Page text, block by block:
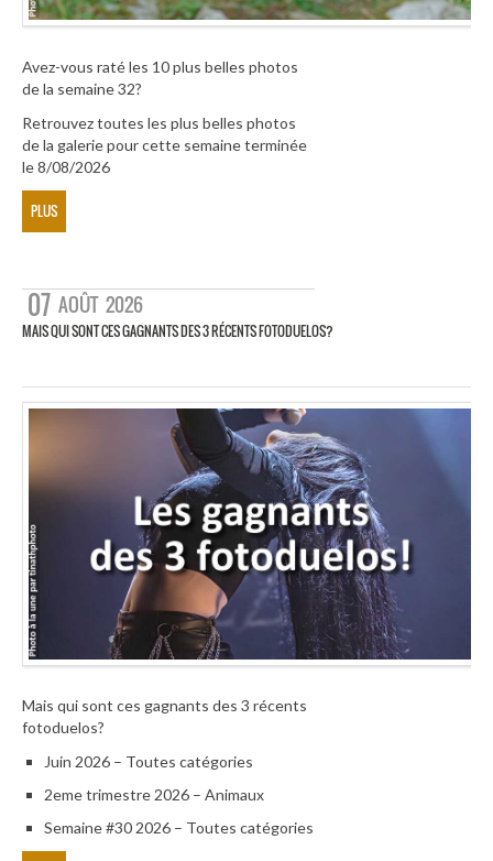
Avez-vous raté les 10 plus belles photos
de la semaine 32?
Retrouvez toutes les plus belles photos
de la galerie pour cette semaine terminée
le 8/08/2026
PLUS
07 AOÛT 2026
MAIS QUI SONT CES GAGNANTS DES 3 RÉCENTS FOTODUELOS?
Mais qui sont ces gagnants des 3 récents
fotoduelos?
Juin 2026 – Toutes catégories
2eme trimestre 2026 – Animaux
Semaine #30 2026 – Toutes catégories